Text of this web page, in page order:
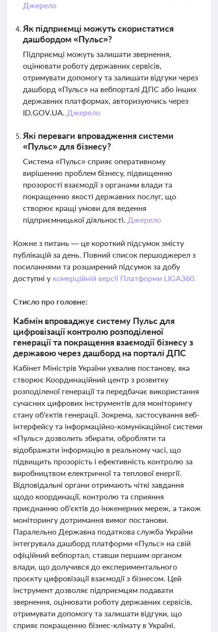
Джерело
Як підприємці можуть скористатися
дашбордом «Пульс»?
Підприємці можуть залишати звернення,
оцінювати роботу державних сервісів,
отримувати допомогу та залишати відгуки через
дашборд «Пульс» на вебпорталі ДПС або інших
державних платформах, авторизуючись через
ID.GOV.UA. Джерело
Які переваги впровадження системи
«Пульс» для бізнесу?
Система «Пульс» сприяє оперативному
вирішенню проблем бізнесу, підвищенню
прозорості взаємодії з органами влади та
покращенню якості державних послуг, що
створює кращі умови для ведення
підприємницької діяльності. Джерело
Кожне з питань — це короткий підсумок змісту
публікацій за день. Повний список першоджерел з
посиланнями та розширений підсумок за добу
доступні у комерційній версії Платформи LIGA360.
Стисло про головне:
Кабмін впроваджує систему Пульс для
цифровізації контролю розподіленої
генерації та покращення взаємодії бізнесу з
державою через дашборд на порталі ДПС
Кабінет Міністрів України ухвалив постанову, яка
створює Координаційний центр з розвитку
розподіленої генерації та передбачає використання
сучасних цифрових інструментів для моніторингу
стану об'єктів генерації. Зокрема, застосування веб-
інтерфейсу та інформаційно-комунікаційної системи
«Пульс» дозволить збирати, обробляти та
відображати інформацію в реальному часі, що
підвищить прозорість і ефективність контролю за
виробництвом електричної та теплової енергії.
Відповідальні органи отримають чіткі завдання
щодо координації, контролю та сприяння
приєднанню об'єктів до інженерних мереж, а також
моніторингу дотримання вимог постанови.
Паралельно Державна податкова служба України
інтегрувала дашборд платформи «Пульс» на свій
офіційний вебпортал, ставши першим органом
влади, що долучився до експериментального
проєкту цифровізації взаємодії з бізнесом. Цей
інструмент дозволяє підприємцям подавати
звернення, оцінювати роботу державних сервісів,
отримувати допомогу та залишати відгуки, що
сприяє покращенню бізнес-клімату в Україні.